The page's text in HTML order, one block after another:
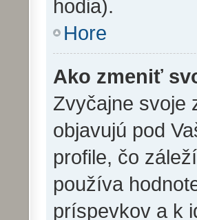
hodia).
Hore
Ako zmeniť
Zvyčajne svoje
objavujú pod
profile, čo
používa
príspevkov a k